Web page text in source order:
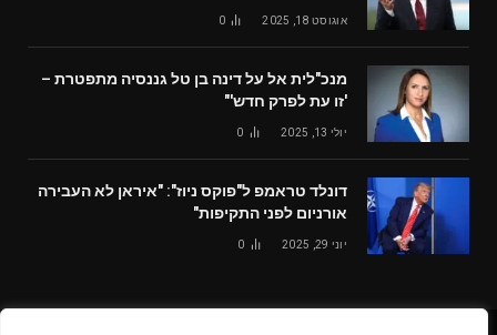
אוגוסט 18, 2025 0
מנכ"לית אל על דינה בן טל גננסיה מתפטרת –
'זו עת לפרק חדש'"
יולי 13, 2025 0
דונלד טראמפ ל"פוקס ניוז": "איראן לא העבירה
אורניום לפני התקיפות"
יוני 29, 2025 0